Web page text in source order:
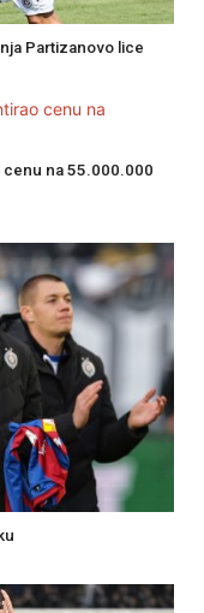
Partizanovo lice
na 55.000.000